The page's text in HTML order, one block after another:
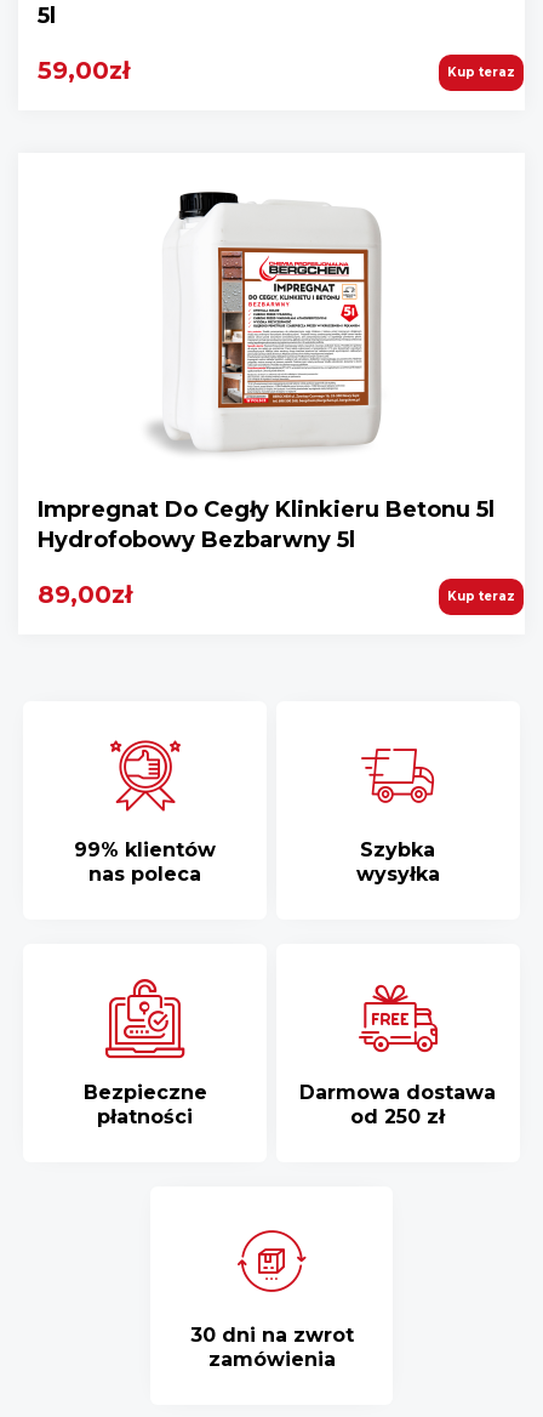
5l
59,00zł Kup teraz
Impregnat Do Cegły Klinkieru Betonu 5l
Hydrofobowy Bezbarwny 5l
89,00zł Kup teraz
99% klientów
nas poleca
Szybka
wysyłka
Bezpieczne
płatności
Darmowa dostawa
od 250 zł
30 dni na zwrot
zamówienia